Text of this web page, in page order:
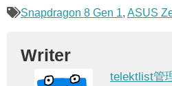
Snapdragon 8 Gen 1, ASUS
Writer
telektlist管